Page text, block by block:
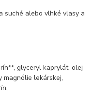
suché alebo vlhké vlasy a
glyceryl kaprylát, olej
magnólie lekárskej,